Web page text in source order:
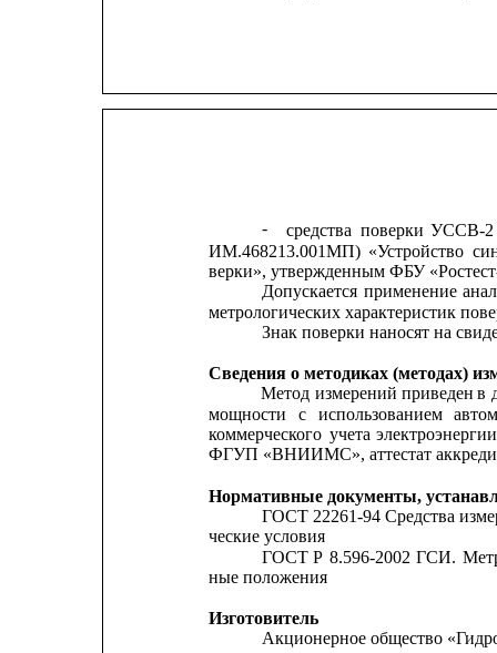
- средства поверки УССВ-2
ИМ.468213.001МП) «Устройство
верки», утвержденным ФБУ
Допускается применение
метрологических характеристик
Знак поверки наносят на
Сведения о методиках (методах)
Метод измерений приведен в
мощности
с использованием
коммерческого учета электроэнергии
ФГУП «ВНИИМС», аттестат
Нормативные документы,
ГОСТ 22261-94 Средства
ческие условия
ГОСТ Р 8.596-2002 ГСИ.
ные положения
Изготовитель
Акционерное общество